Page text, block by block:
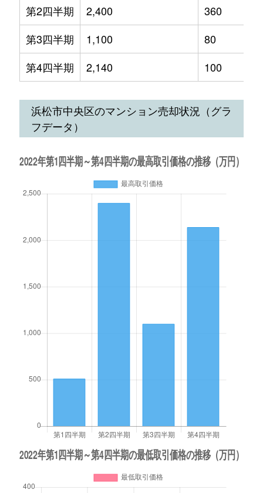
第2四半期 2,400
360
第3四半期
1,100
80
第4四半期
2,140 100
浜松市中央区のマンション売却状況（グラ
フデータ）